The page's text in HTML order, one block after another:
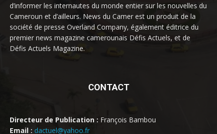
d’informer les internautes du monde entier sur les nouvelles du
Cameroun et d’ailleurs. News du Camer est un produit de la
société de presse Overland Company, également éditrice du
premier news magazine camerounais Défis Actuels, et de
Défis Actuels Magazine.
CONTACT
Directeur de Publication : François Bambou
Email : dactuel@yahoo.fr